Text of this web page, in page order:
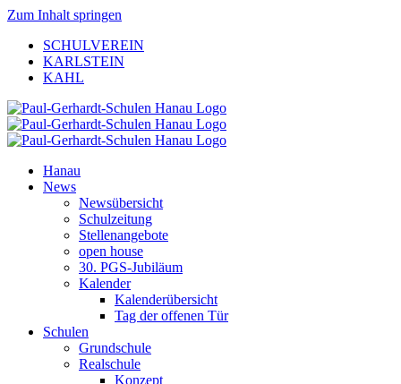
Zum Inhalt springen
SCHULVEREIN
KARLSTEIN
KAHL
Hanau
News
Newsübersicht
Schulzeitung
Stellenangebote
open house
30. PGS-Jubiläum
Kalender
Kalenderübersicht
Tag der offenen Tür
Schulen
Grundschule
Realschule
Konzept